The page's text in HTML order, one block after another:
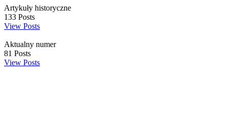
Artykuły historyczne
133 Posts
View Posts
Aktualny numer
81 Posts
View Posts